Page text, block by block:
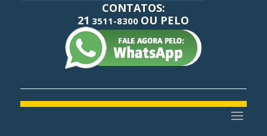
CONTATOS:
21 3511-8300 OU PELO